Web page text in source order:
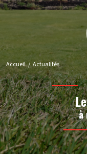
Accueil Actualités
à